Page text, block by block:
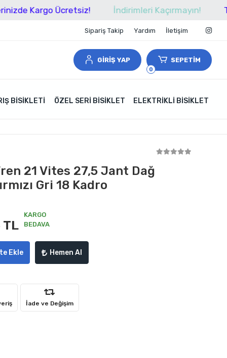
Ücretsiz! İndirimleri Kaçırmayın! Tüm
Sipariş Takip Yardım İletişim
GİRİŞ YAP
0
SEPETİM
BISIKLETI ÖZEL SERI BISIKLET ELEKTRIKLI BISIKLET
21 Vites 27,5 Jant Dağ
Gri 18 Kadro
TL
KARGO
BEDAVA
Ekle Hemen Al
İade ve Değişim